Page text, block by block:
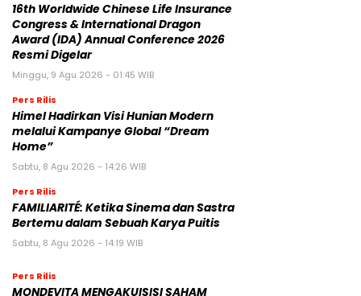
16th Worldwide Chinese Life Insurance
Congress & International Dragon
Award (IDA) Annual Conference 2026
Resmi Digelar
Minggu, 9 Agu 2026 - 01:45 WIB
Pers Rilis
Himel Hadirkan Visi Hunian Modern
melalui Kampanye Global “Dream
Home”
Sabtu, 8 Agu 2026 - 14:26 WIB
Pers Rilis
FAMILIARITÉ: Ketika Sinema dan Sastra
Bertemu dalam Sebuah Karya Puitis
Sabtu, 8 Agu 2026 - 14:19 WIB
Pers Rilis
MONDEVITA MENGAKUISISI SAHAM